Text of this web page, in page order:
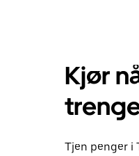
Kjør
Tjen penger i